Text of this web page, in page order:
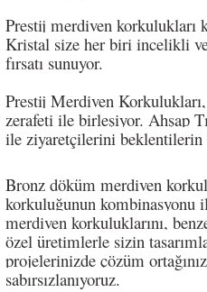
Prestij merdiven korkulukları
Kristal size her biri incelikli ve
fırsatı sunuyor.
Prestij Merdiven
zerafeti ile birleşiyor. Ahşap
ile ziyaretçilerini beklentilerin
Bronz döküm merdiven
korkuluğunun kombinasyonu
merdiven korkuluklarını,
özel üretimlerle sizin
projelerinizde çözüm
sabırsızlanıyoruz.